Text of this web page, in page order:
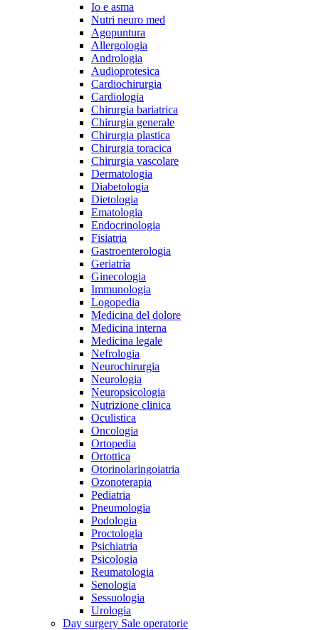
Io e asma
Nutri neuro med
Agopuntura
Allergologia
Andrologia
Audioprotesica
Cardiochirurgia
Cardiologia
Chirurgia bariatrica
Chirurgia generale
Chirurgia plastica
Chirurgia toracica
Chirurgia vascolare
Dermatologia
Diabetologia
Dietologia
Ematologia
Endocrinologia
Fisiatria
Gastroenterologia
Geriatria
Ginecologia
Immunologia
Logopedia
Medicina del dolore
Medicina interna
Medicina legale
Nefrologia
Neurochirurgia
Neurologia
Neuropsicologia
Nutrizione clinica
Oculistica
Oncologia
Ortopedia
Ortottica
Otorinolaringoiatria
Ozonoterapia
Pediatria
Pneumologia
Podologia
Proctologia
Psichiatria
Psicologia
Reumatologia
Senologia
Sessuologia
Urologia
Day surgery Sale operatorie